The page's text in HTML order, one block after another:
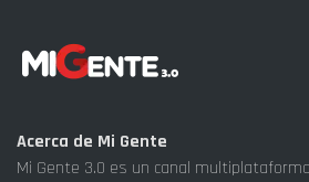
Acerca de Mi Gente
Mi Gente 3.0 es un canal